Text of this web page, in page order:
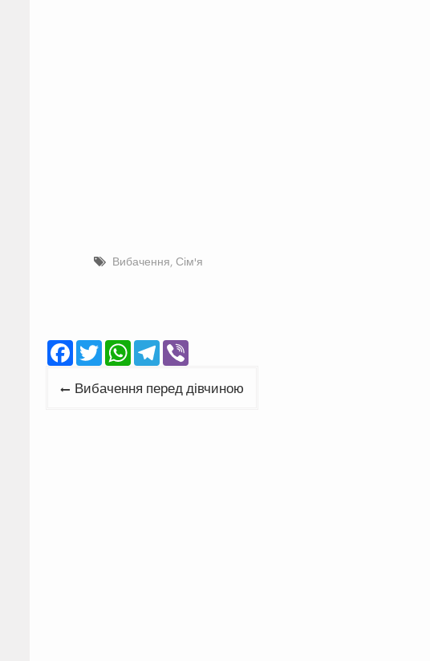
Вибачення, Сім'я
Facebook
TwitterWhatsApp
Telegram
Навігація
Вибачення перед дівчиною